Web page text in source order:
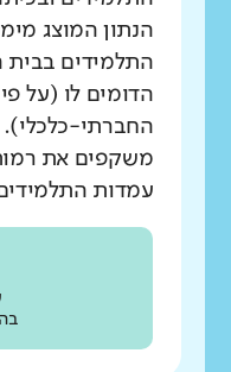
הנתון המוצג
התלמידים
הדומים לו (על
החברתי-
משקפים את
עמדות